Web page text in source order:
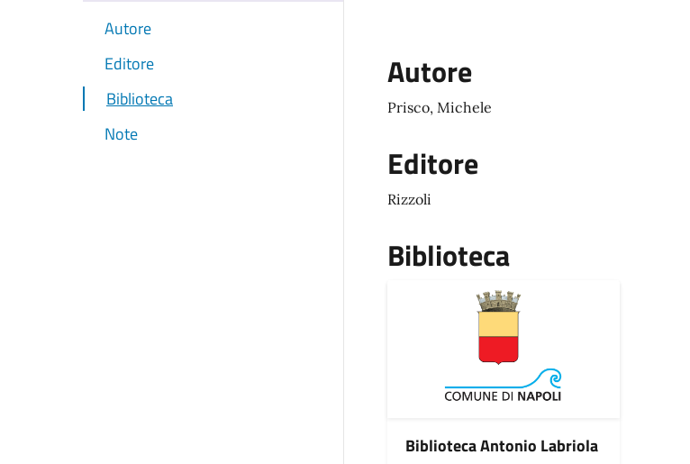
Autore
Editore
Biblioteca
Note
Autore
Prisco, Michele
Editore
Rizzoli
Biblioteca
Biblioteca Antonio Labriola